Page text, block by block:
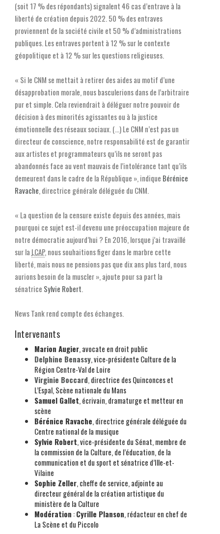
(soit 17 % des répondants) signalent 46 cas d’entrave à la
liberté de création depuis 2022. 50 % des entraves
proviennent de la société civile et 50 % d’administrations
publiques. Les entraves portent à 12 % sur le contexte
géopolitique et à 12 % sur les questions religieuses.
« Si le CNM se mettait à retirer des aides au motif d’une
désapprobation morale, nous basculerions dans de l’arbitraire
pur et simple. Cela reviendrait à déléguer notre pouvoir de
décision à des minorités agissantes ou à la justice
émotionnelle des réseaux sociaux. (…) Le CNM n’est pas un
directeur de conscience, notre responsabilité est de garantir
aux artistes et programmateurs qu’ils ne seront pas
abandonnés face au vent mauvais de l’intolérance tant qu’ils
demeurent dans le cadre de la République », indique Bérénice
Ravache, directrice générale déléguée du CNM.
« La question de la censure existe depuis des années, mais
pourquoi ce sujet est-il devenu une préoccupation majeure de
notre démocratie aujourd’hui ? En 2016, lorsque j’ai travaillé
sur la LCAP, nous souhaitions figer dans le marbre cette
liberté, mais nous ne pensions pas que dix ans plus tard, nous
aurions besoin de la muscler », ajoute pour sa part la
sénatrice Sylvie Robert.
News Tank rend compte des échanges.
Intervenants
Marion Augier, avocate en droit public
Delphine Benassy, vice-présidente Culture de la
Région Centre-Val de Loire
Virginie Boccard, directrice des Quinconces et
L’Espal, Scène nationale du Mans
Samuel Gallet, écrivain, dramaturge et metteur en
scène
Bérénice Ravache, directrice générale déléguée du
Centre national de la musique
Sylvie Robert, vice-présidente du Sénat, membre de
la commission de la Culture, de l’éducation, de la
communication et du sport et sénatrice d’Ille-et-
Vilaine
Sophie Zeller, cheffe de service, adjointe au
directeur général de la création artistique du
ministère de la Culture
Modération :Cyrille Planson, rédacteur en chef de
La Scène et du Piccolo